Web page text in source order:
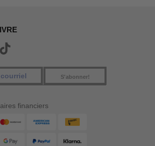
S'abonner!
financiers